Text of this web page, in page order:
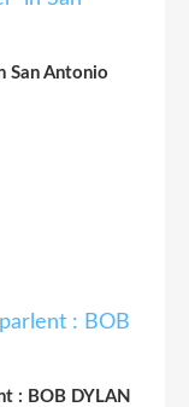
San Antonio
: BOB DYLAN